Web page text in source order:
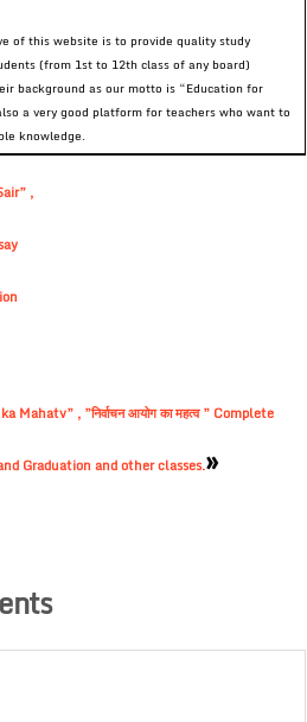
of this website is to provide quality study
(from 1st to 12th class of any board)
background as our motto is “Education for
a very good platform for teachers who want to
knowledge.
,
, ”निर्वाचन आयोग का महत्व ” Complete
Graduation and other classes.»